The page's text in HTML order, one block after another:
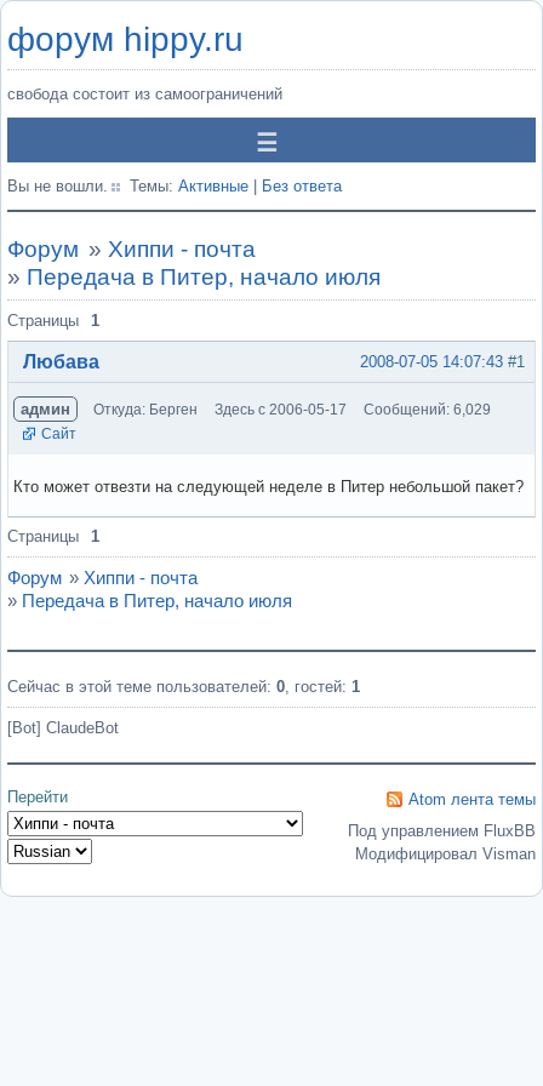
форум hippy.ru
свобода состоит из самоограничений
Вы не вошли. Темы: Активные Без ответа
Форум » Хиппи - почта
» Передача в Питер, начало июля
Страницы 1
#1
2008-07-05 14:07:43
Любава
админ Откуда: Берген Здесь с 2006-05-17
Сообщений: 6,029
Сайт
Кто может отвезти на следующей неделе в Питер небольшой пакет?
Вне форума
Страницы 1
Форум » Хиппи - почта
» Передача в Питер, начало июля
Сейчас в этой теме пользователей: 0 , гостей: 1
[Bot] ClaudeBot
Перейти
Atom лента темы
Под управлением FluxBB
Модифицировал Visman